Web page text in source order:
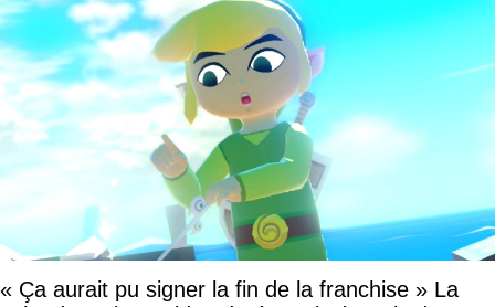
« Ça aurait pu signer la fin de la franchise » La